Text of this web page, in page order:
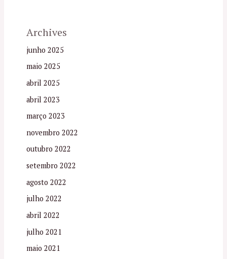
Archives
junho 2025
maio 2025
abril 2025
abril 2023
março 2023
novembro 2022
outubro 2022
setembro 2022
agosto 2022
julho 2022
abril 2022
julho 2021
maio 2021